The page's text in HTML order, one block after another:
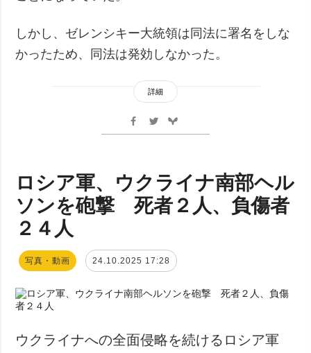
しかし、ゼレンシキー大統領は同法に署名をしな
かったため、同法は発効しなかった。
詳細
ロシア軍、ウクライナ南部ヘル
ソンを砲撃 死者２人、負傷者
２４人
写真・動画 24.10.2025 17:28
ウクライナへの全面侵略を続けるロシア軍